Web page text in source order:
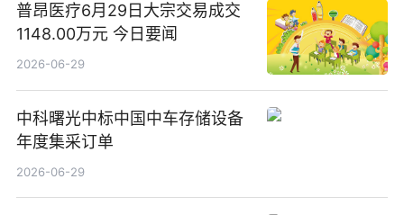
普昂医疗6月29日大宗交易成交
1148.00万元 今日要闻
2026-06-29
中科曙光中标中国中车存储设备
年度集采订单
2026-06-29